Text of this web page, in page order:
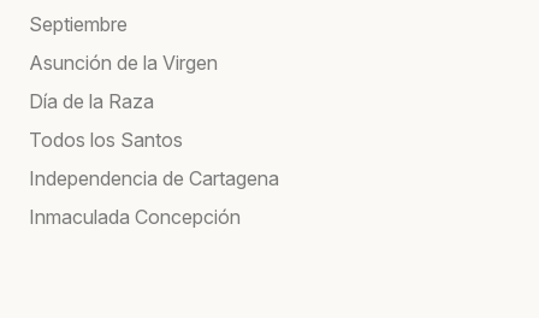
Septiembre
Asunción de la Virgen
Día de la Raza
Todos los Santos
Independencia de Cartagena
Inmaculada Concepción